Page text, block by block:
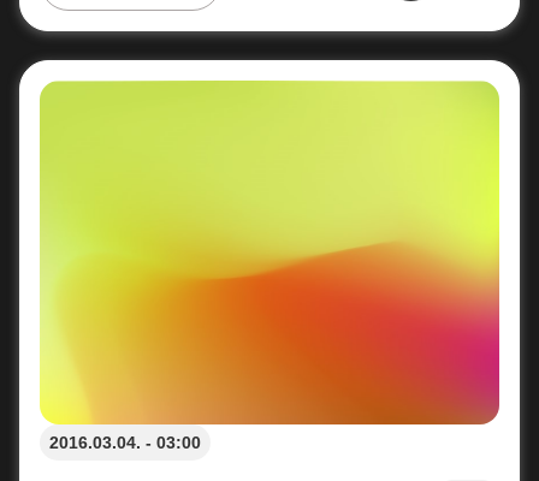
2016.03.04. - 03:00